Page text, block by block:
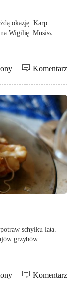
okazję. Karp
Wigilię. Musisz
Komentarz
schyłku lata.
grzybów.
Komentarz